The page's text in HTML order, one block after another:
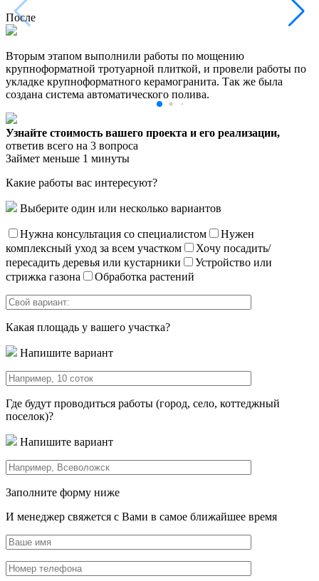
После
Вторым этапом выполнили работы по мощению
крупноформатной тротуарной плиткой, и провели работы по
укладке крупноформатного керамогранита. Так же была
создана система автоматического полива.
Узнайте стоимость вашего проекта и его реализации,
ответив всего на 3 вопроса
Займет меньше 1 минуты
Какие работы вас интересуют?
Выберите один или несколько вариантов
Нужна консультация со специалистом
Нужен
комплексный уход за всем участком
Хочу посадить/
пересадить деревья или кустарники
Устройство или
стрижка газона
Обработка растений
Какая площадь у вашего участка?
Напишите вариант
Где будут проводиться работы (город, село, коттеджный
поселок)?
Напишите вариант
Заполните форму ниже
И менеджер свяжется с Вами в самое ближайшее время